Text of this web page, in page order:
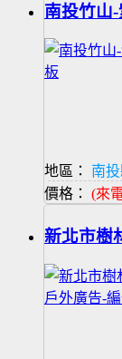
南投竹山
地區：
南
價格： (來
新北市樹